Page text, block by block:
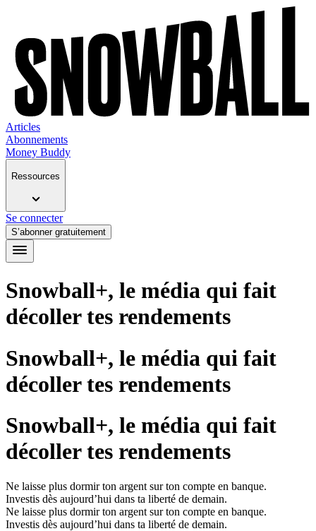
Articles
Abonnements
Money Buddy
Ressources
Se connecter
S’abonner gratuitement
Snowball+, le média qui fait
décoller tes rendements
Snowball+, le média qui fait
décoller tes rendements
Snowball+, le média qui fait
décoller tes rendements
Ne laisse plus dormir ton argent sur ton compte en banque.
Investis dès aujourd’hui dans ta liberté de demain.
Ne laisse plus dormir ton argent sur ton compte en banque.
Investis dès aujourd’hui dans ta liberté de demain.